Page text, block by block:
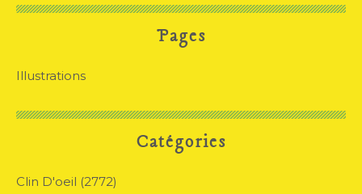
Catégories
Clin D'oeil (2772)
Pages
Illustrations